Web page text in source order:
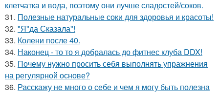
клетчатка и вода, поэтому они лучше сладостей/соков.
31. Полезные натуральные соки для здоровья и красоты!
32. "Я"да Сказала"!
33. Колени после 40.
34. Наконец - то то я добралась до фитнес клуба DDX!
35. Почему нужно просить себя выполнять упражнения
на регулярной основе?
36. Расскажу не много о себе и чем я могу быть полезна